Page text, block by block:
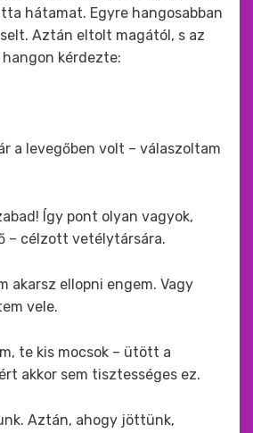
hátamat. Egyre hangosabban
Aztán eltolt magától, s az
kérdezte:
a levegőben volt – válaszoltam
Így pont olyan vagyok,
– célzott vetélytársára.
akarsz ellopni engem. Vagy
vele.
te kis mocsok – ütött a
akkor sem tisztességes ez.
Aztán, ahogy jöttünk,